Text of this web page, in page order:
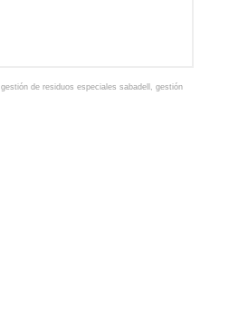
gestión de residuos especiales sabadell gestión